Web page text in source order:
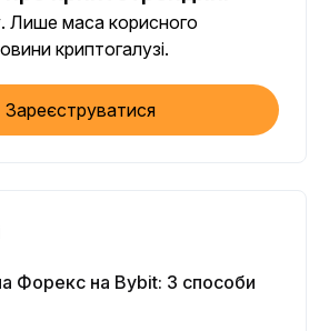
Лише маса корисного
криптогалузі.
Зареєструватися
Форекс на Bybit: 3 способи